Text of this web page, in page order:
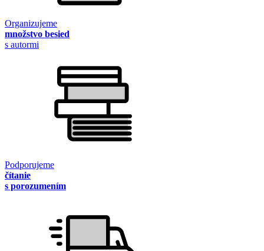
Organizujeme
množstvo besied
s autormi
Podporujeme
čítanie
s porozumením